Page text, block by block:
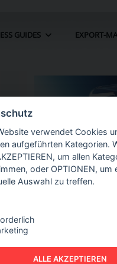
GUIDES EXPORT-
GUIDES -
verwendet Cookies
aufgeführten Kategorien.
um allen
oder OPTIONEN, um
Auswahl zu treffen.
ALLE AKZEPTIEREN